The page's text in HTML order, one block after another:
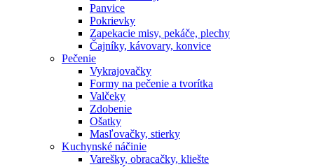
Panvice
Pokrievky
Zapekacie misy, pekáče, plechy
Čajníky, kávovary, konvice
Pečenie
Vykrajovačky
Formy na pečenie a tvorítka
Valčeky
Zdobenie
Ošatky
Masľovačky, stierky
Kuchynské náčinie
Varešky, obracačky, kliešte